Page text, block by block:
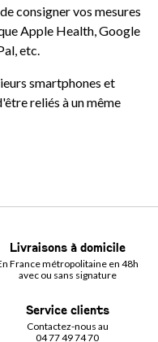
consigner vos mesures
Apple Health, Google
etc.
smartphones et
reliés à un même
Livraisons à domicile
France métropolitaine en 48h
avec ou sans signature
Service clients
Contactez-nous au
04 77 49 74 70